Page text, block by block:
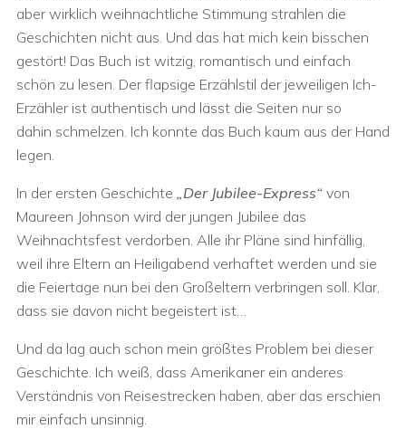
aber wirklich weihnachtliche Stimmung strahlen die
Geschichten nicht aus. Und das hat mich kein bisschen
gestört! Das Buch ist witzig, romantisch und einfach
schön zu lesen. Der flapsige Erzählstil der jeweiligen Ich-
Erzähler ist authentisch und lässt die Seiten nur so
dahin schmelzen. Ich konnte das Buch kaum aus der Hand
legen.
In der ersten Geschichte „Der Jubilee-Express“ von
Maureen Johnson wird der jungen Jubilee das
Weihnachtsfest verdorben. Alle ihr Pläne sind hinfällig,
weil ihre Eltern an Heiligabend verhaftet werden und sie
die Feiertage nun bei den Großeltern verbringen soll. Klar,
dass sie davon nicht begeistert ist…
Und da lag auch schon mein größtes Problem bei dieser
Geschichte. Ich weiß, dass Amerikaner ein anderes
Verständnis von Reisestrecken haben, aber das erschien
mir einfach unsinnig.